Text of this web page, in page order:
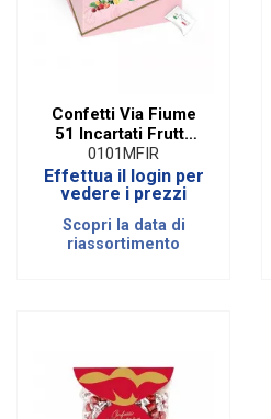
Confetti Via Fiume
51 Incartati Frutta
Rosa|500 Gr
0101MFIR
Effettua il login per
vedere i prezzi
Scopri la data di
riassortimento